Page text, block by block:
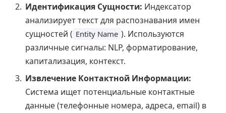
Идентификация Сущности: Индексатор
анализирует текст для распознавания имен
сущностей ( Entity Name ). Используются
различные сигналы: NLP, форматирование,
капитализация, контекст.
Извлечение Контактной Информации:
Система ищет потенциальные контактные
данные (телефонные номера, адреса, email) в